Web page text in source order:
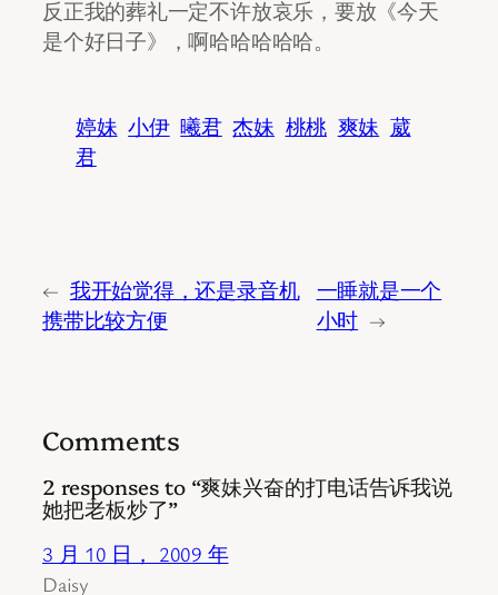
反正我的葬礼一定不许放哀乐，要放《今天
是个好日子》，啊哈哈哈哈哈。
婷妹 小伊 曦君 杰妹 桃桃 爽妹 葳
君
← 我开始觉得，还是录音机
携带比较方便
一睡就是一个
小时 →
Comments
2 responses to “爽妹兴奋的打电话告诉我说
她把老板炒了”
3 月 10 日， 2009 年
Daisy